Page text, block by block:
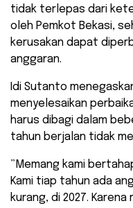
tidak terlepas dari
oleh Pemkot Bekasi,
kerusakan dapat
anggaran.
​Idi Sutanto
menyelesaikan
harus dibagi dalam
tahun berjalan tidak
​”Memang kami
Kami tiap tahun ada
kurang, di 2027.